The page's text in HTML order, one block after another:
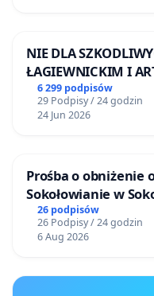
NIE DLA
ŁAGIEWNICKIM I
6 299 podpisów
29 Podpisy / 24 godzin
24 Jun 2026
Prośba o obniżenie
Sokołowianie w
26 podpisów
26 Podpisy / 24 godzin
6 Aug 2026